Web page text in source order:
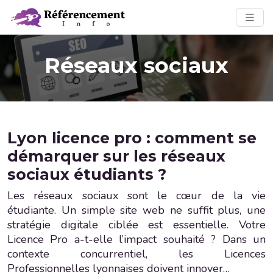
Réseaux sociaux
Lyon licence pro : comment se
démarquer sur les réseaux
sociaux étudiants ?
Les réseaux sociaux sont le cœur de la vie
étudiante. Un simple site web ne suffit plus, une
stratégie digitale ciblée est essentielle. Votre
Licence Pro a-t-elle l’impact souhaité ? Dans un
contexte concurrentiel, les Licences
Professionnelles lyonnaises doivent innover…